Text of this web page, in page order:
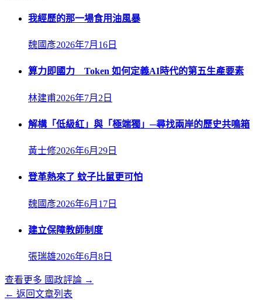
我經歷的那一場食用油風暴
魏國彥2026年7月16日
算力即國力 Token 如何定義AI時代的第五生產要素
林建甫2026年7月2日
解構「低級紅」與「極端獨」─尋找兩岸的歷史共鳴箱
黃士修2026年6月29日
登革熱來了 蚊子比鼠更可怕
魏國彥2026年6月17日
建立保障教師制度
張瑞雄2026年6月8日
查看更多 國政評論 →
← 返回文章列表